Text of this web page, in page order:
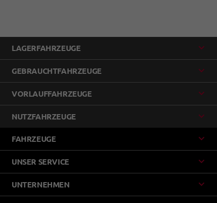
LAGERFAHRZEUGE
GEBRAUCHTFAHRZEUGE
VORLAUFFAHRZEUGE
NUTZFAHRZEUGE
FAHRZEUGE
UNSER SERVICE
UNTERNEHMEN